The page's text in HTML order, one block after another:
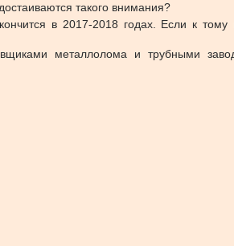
такого внимания?
в 2017-2018 годах. Если к
металлолома и трубными